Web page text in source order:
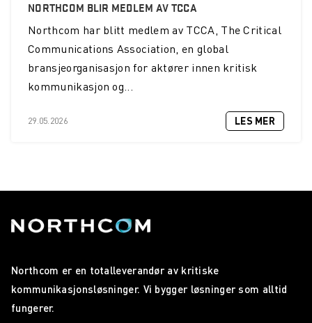
NORTHCOM BLIR MEDLEM AV TCCA
Northcom har blitt medlem av TCCA, The Critical
Communications Association, en global
bransjeorganisasjon for aktører innen kritisk
kommunikasjon og...
29.05.2026 LES MER
Northcom er en totalleverandør av kritiske
kommunikasjonsløsninger. Vi bygger løsninger som alltid
fungerer.